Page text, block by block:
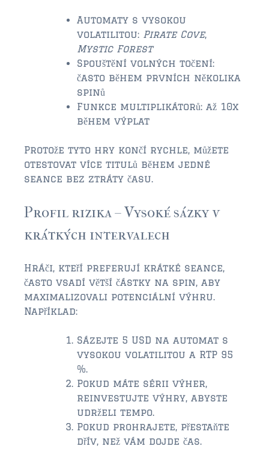
$2,000,000 and up
PRESALE TICKETS
Automaty s vysokou
volatilitou: Pirate Cove,
Mystic Forest
Spouštění volných točení:
často během prvních několika
spinů
Funkce multiplikátorů: až 10x
během výplat
Protože tyto hry končí rychle, můžete
otestovat více titulů během jedné
seance bez ztráty času.
Profil rizika – Vysoké sázky v
krátkých intervalech
Hráči, kteří preferují krátké seance,
často vsadí větší částky na spin, aby
maximalizovali potenciální výhru.
Například:
Sázejte 5 USD na automat s
vysokou volatilitou a RTP 95
%.
Pokud máte sérii výher,
reinvestujte výhry, abyste
udrželi tempo.
Pokud prohrajete, přestaňte
dřív, než vám dojde čas.